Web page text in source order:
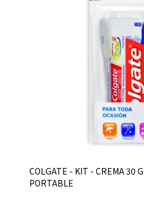
COLGATE - KIT - CREMA 30
PORTABLE